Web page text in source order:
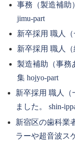
事務（製造補助
jimu-part
新卒採用 職人（
新卒採用 職人（
製造補助（事務
集 hojyo-part
新卒採用 職人（
ました。 shin-
新宿区の歯科業
ラーや超音波ス